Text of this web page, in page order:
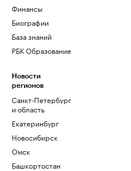
Финансы
Биографии
База знаний
РБК Образование
Новости
регионов
Санкт-Петербург
и область
Екатеринбург
Новосибирск
Омск
Башкортостан